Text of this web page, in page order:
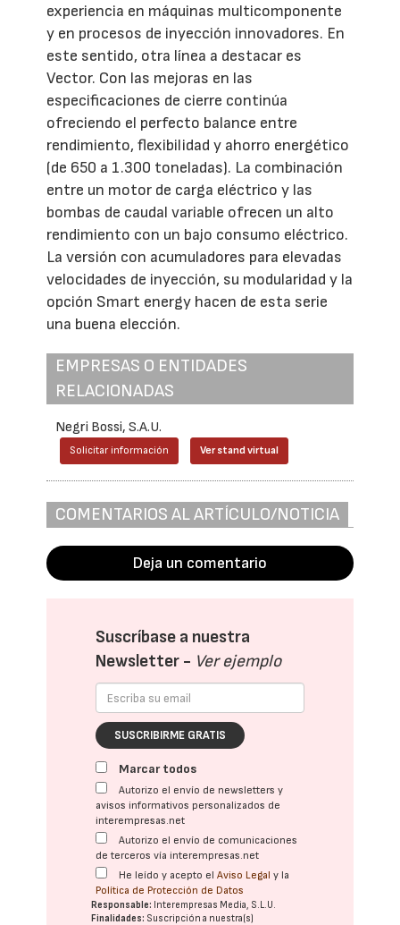
experiencia en máquinas multicomponente
y en procesos de inyección innovadores. En
este sentido, otra línea a destacar es
Vector. Con las mejoras en las
especificaciones de cierre continúa
ofreciendo el perfecto balance entre
rendimiento, flexibilidad y ahorro energético
(de 650 a 1.300 toneladas). La combinación
entre un motor de carga eléctrico y las
bombas de caudal variable ofrecen un alto
rendimiento con un bajo consumo eléctrico.
La versión con acumuladores para elevadas
velocidades de inyección, su modularidad y la
opción Smart energy hacen de esta serie
una buena elección.
EMPRESAS O ENTIDADES
RELACIONADAS
Negri Bossi, S.A.U.
Solicitar información Ver stand virtual
COMENTARIOS AL ARTÍCULO/NOTICIA
Deja un comentario
Suscríbase a nuestra
Newsletter - Ver ejemplo
SUSCRIBIRME GRATIS
Marcar todos
Autorizo el envío de newsletters y
avisos informativos personalizados de
interempresas.net
Autorizo el envío de comunicaciones
de terceros vía interempresas.net
He leído y acepto elAviso Legal y la
Política de Protección de Datos
Responsable: Interempresas Media, S.L.U.
Finalidades: Suscripción a nuestra(s)